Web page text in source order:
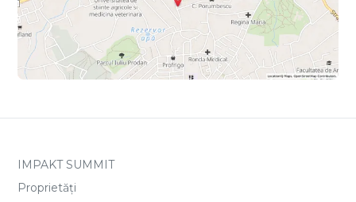
IMPAKT SUMMIT
Proprietăți